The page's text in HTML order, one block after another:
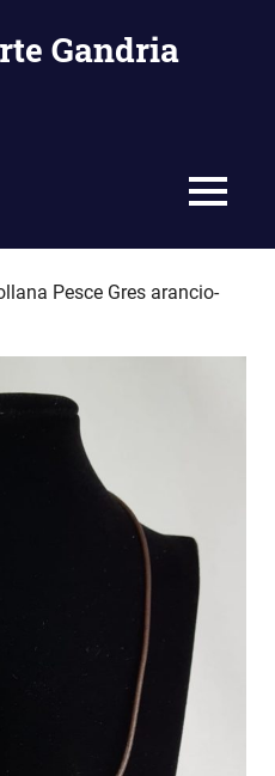
Gandria
MENU
Pesce Gres arancio-